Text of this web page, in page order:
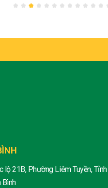
lộ 21B, Phường Liêm Tuyền, Tỉnh
Bình